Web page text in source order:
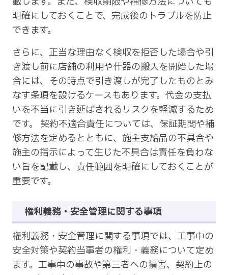
明確にしておくことで、完成後のトラブルを防止
できます。
さらに、正当な理由なく検収を拒否した場合や引
き渡し前に店舗の利用や什器の搬入を開始した場
合には、その時点で引き渡しが完了したものとみ
なす条項を設けるケースもあります。代金の支払
いを不当に引き延ばされるリスクを軽減するため
です。 契約不適合責任については、保証期間や補
修方法を定めるとともに、施主支給品の不具合や
施主の指示によって生じた不具合は責任を負わな
い旨を記載し、責任範囲を明確にしておくことが
重要です。
権利義務・安全管理に関する事項
権利義務・安全管理に関する事項では、工事中の
安全対策や契約当事者の権利・義務について定め
ます。工事中の事故や第三者への損害、契約上の